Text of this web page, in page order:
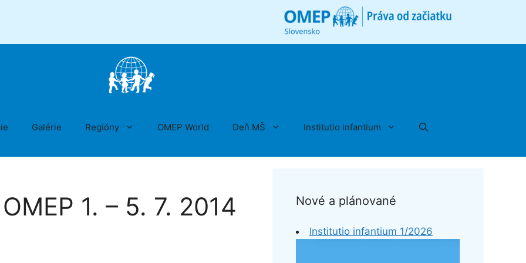
Galérie Regióny OMEP World Deň MŠ Institutio infantium
1. – 5. 7. 2014
Nové a plánované
Institutio infantium 1/2026